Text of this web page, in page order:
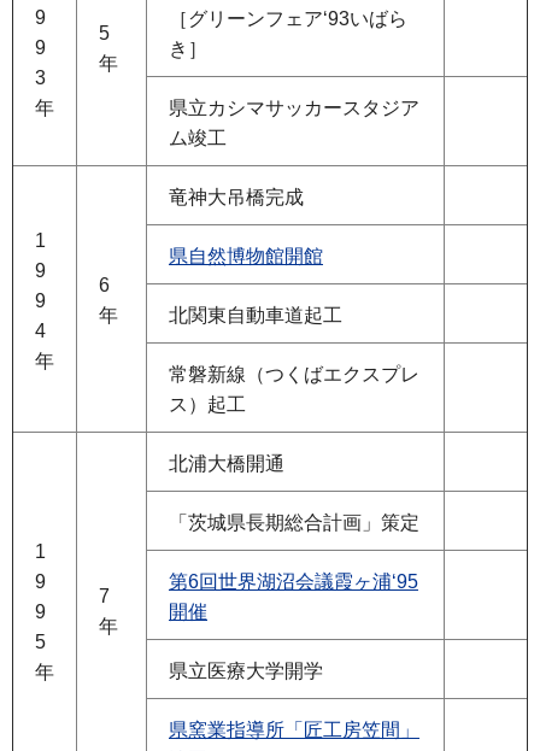
9
9
3
年
5
年
［グリーンフェア‘93いばら
き］
県立カシマサッカースタジア
ム竣工
1
9
9
4
年
6
年
竜神大吊橋完成
県自然博物館開館
北関東自動車道起工
常磐新線（つくばエクスプレ
ス）起工
1
9
9
5
年
7
年
北浦大橋開通
「茨城県長期総合計画」策定
第6回世界湖沼会議霞ヶ浦‘95
開催
県立医療大学開学
県窯業指導所「匠工房笠間」